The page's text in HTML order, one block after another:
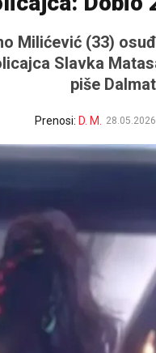
Milićević (33)
Slavka
piše
Prenosi: D. M. 28.05.2026.